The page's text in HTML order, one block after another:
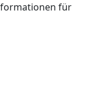
für